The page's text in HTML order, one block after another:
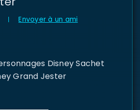
Envoyer à un ami
Disney Sachet
Grand Jester